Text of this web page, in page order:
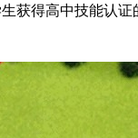
获得高中技能认